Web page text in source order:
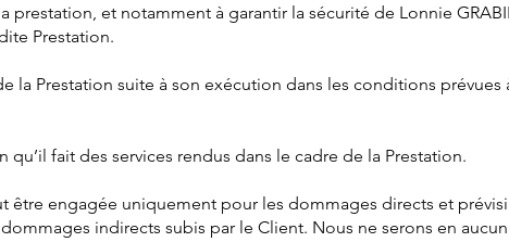
et notamment à garantir la sécurité de Lonnie
Prestation.
la Prestation suite à son exécution dans les conditions prévues
fait des services rendus dans le cadre de la Prestation.
engagée uniquement pour les dommages directs et
indirects subis par le Client. Nous ne serons en